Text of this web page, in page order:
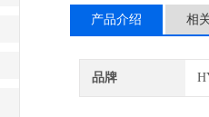
产品介绍 相
品牌